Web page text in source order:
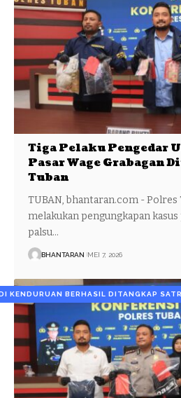
Tiga Pelaku Pengedar
Pasar Wage Grabagan
Tuban
TUBAN, bhantaran.com - Polres
melakukan pengungkapan
palsu…
BHANTARAN MEI 7, 2026
KENDURUAN BERHASIL DITANGKAP